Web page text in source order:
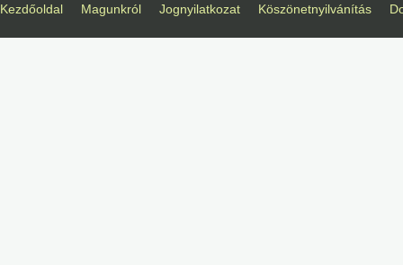
Kezdőoldal Magunkról Jognyilatkozat Köszönetnyilvánítás